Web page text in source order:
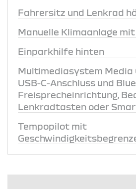
Fahrersitz und Lenkrad
Manuelle Klimaanlage
Einparkhilfe hinten
Multimediasystem Media
USB-C-Anschluss und
Freisprecheinrichtung,
Lenkradtasten oder
Tempopilot mit